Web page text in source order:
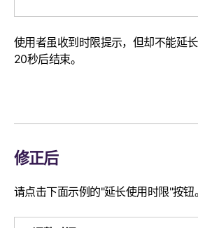
使用者虽收到时限提示，但却不能延
20秒后结束。
修正后
请点击下面示例的"延长使用时限"按钮。